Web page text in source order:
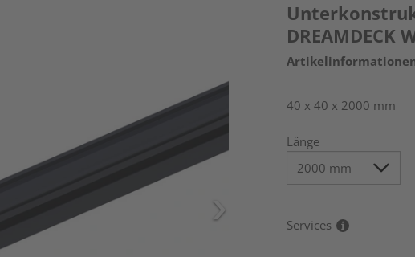
DREAMDECK
40 x 40 x 2000 mm
Länge
Services